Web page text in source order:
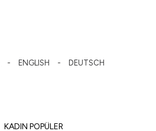
ENGLISH DEUTSCH
KADIN POPÜLER